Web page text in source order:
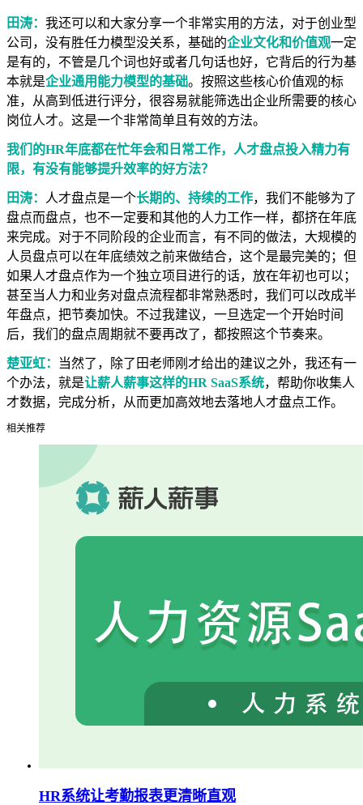
田涛： 我还可以和大家分享一个非常实用的方法，对于创业型
公司，没有胜任力模型没关系，基础的企业文化和价值观一定
是有的，不管是几个词也好或者几句话也好，它背后的行为基
本就是企业通用能力模型的基础。按照这些核心价值观的标
准，从高到低进行评分，很容易就能筛选出企业所需要的核心
岗位人才。这是一个非常简单且有效的方法。
我们的HR年底都在忙年会和日常工作，人才盘点投入精力有
限，有没有能够提升效率的好方法？
田涛： 人才盘点是一个长期的、持续的工作，我们不能够为了
盘点而盘点，也不一定要和其他的人力工作一样，都挤在年底
来完成。对于不同阶段的企业而言，有不同的做法，大规模的
人员盘点可以在年底绩效之前来做结合，这个是最完美的；但
如果人才盘点作为一个独立项目进行的话，放在年初也可以；
甚至当人力和业务对盘点流程都非常熟悉时，我们可以改成半
年盘点，把节奏加快。不过我建议，一旦选定一个开始时间
后，我们的盘点周期就不要再改了，都按照这个节奏来。
楚亚虹：
当然了，除了田老师刚才给出的建议之外，我还有一
个办法，就是让薪人薪事这样的HR SaaS系统，帮助你收集人
才数据，完成分析，从而更加高效地去落地人才盘点工作。
相关推荐
HR系统让考勤报表更清晰直观